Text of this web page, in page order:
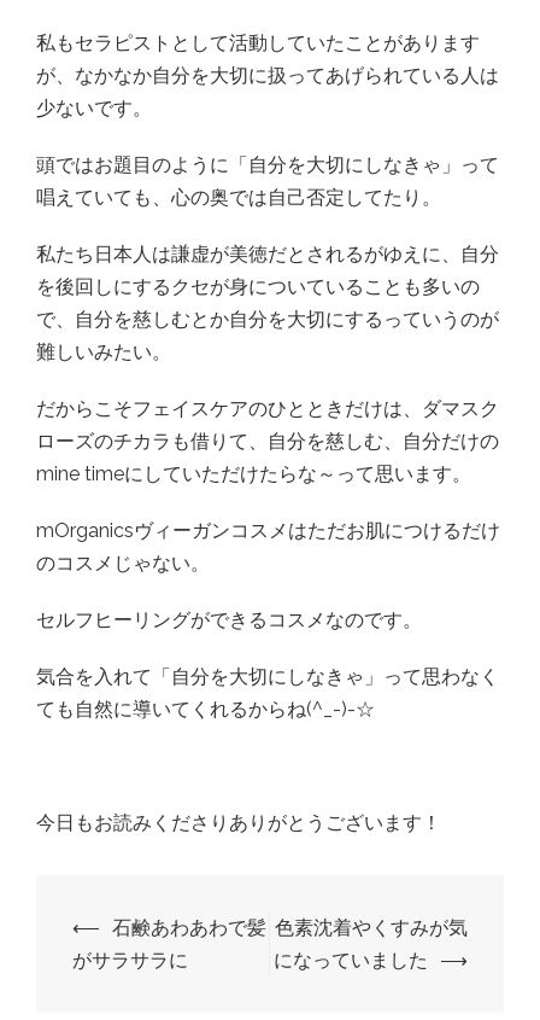
私もセラピストとして活動していたことがあります
が、なかなか自分を大切に扱ってあげられている人は
少ないです。
頭ではお題目のように「自分を大切にしなきゃ」って
唱えていても、心の奥では自己否定してたり。
私たち日本人は謙虚が美徳だとされるがゆえに、自分
を後回しにするクセが身についていることも多いの
で、自分を慈しむとか自分を大切にするっていうのが
難しいみたい。
だからこそフェイスケアのひとときだけは、ダマスク
ローズのチカラも借りて、自分を慈しむ、自分だけの
mine timeにしていただけたらな～って思います。
mOrganicsヴィーガンコスメはただお肌につけるだけ
のコスメじゃない。
セルフヒーリングができるコスメなのです。
気合を入れて「自分を大切にしなきゃ」って思わなく
ても自然に導いてくれるからね(^_-)-☆
今日もお読みくださりありがとうございます！
投
稿
⟵ 石鹸あわあわで髪
がサラサラに
色素沈着やくすみが気
になっていました
⟶